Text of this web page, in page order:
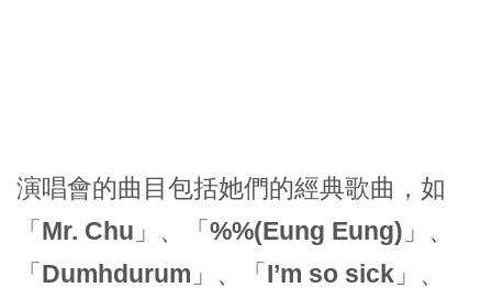
演唱會的曲目包括她們的經典歌曲，如
「 Mr. Chu 」、「 %%(Eung Eung) 」、
「 Dumhdurum 」、「 I’m so sick 」、